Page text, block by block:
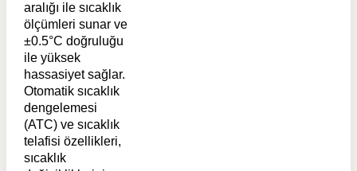
aralığı ile sıcaklık
ölçümleri sunar ve
±0.5°C doğruluğu
ile yüksek
hassasiyet sağlar.
Otomatik sıcaklık
dengelemesi
(ATC) ve sıcaklık
telafisi özellikleri,
sıcaklık